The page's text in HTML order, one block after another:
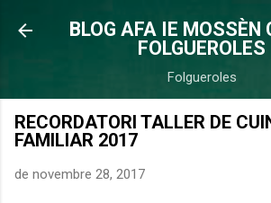
Salta al contingut
BLOG AFA IE MOSSÈN
FOLGUEROLES
Folgueroles
RECORDATORI TALLER DE
FAMILIAR 2017
de novembre 28, 2017